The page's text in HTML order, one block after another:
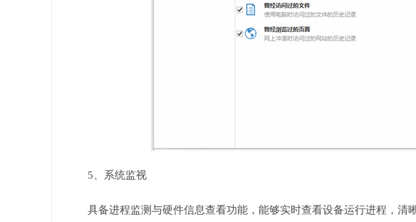
5、系统监视
具备进程监测与硬件信息查看功能，能够实时查看设备运行进程，清